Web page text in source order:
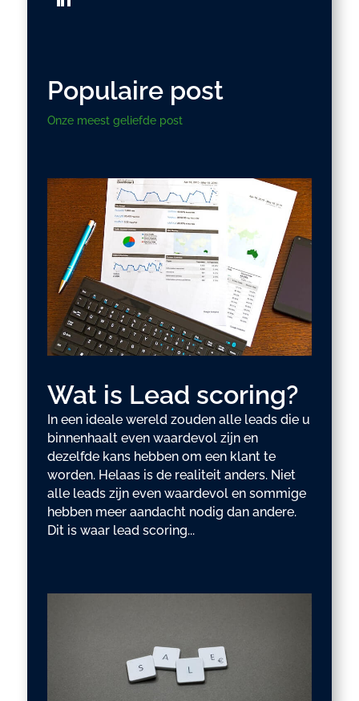
Populaire post
Onze meest geliefde post
Wat is Lead scoring?
In een ideale wereld zouden alle leads die u
binnenhaalt even waardevol zijn en
dezelfde kans hebben om een klant te
worden. Helaas is de realiteit anders. Niet
alle leads zijn even waardevol en sommige
hebben meer aandacht nodig dan andere.
Dit is waar lead scoring...